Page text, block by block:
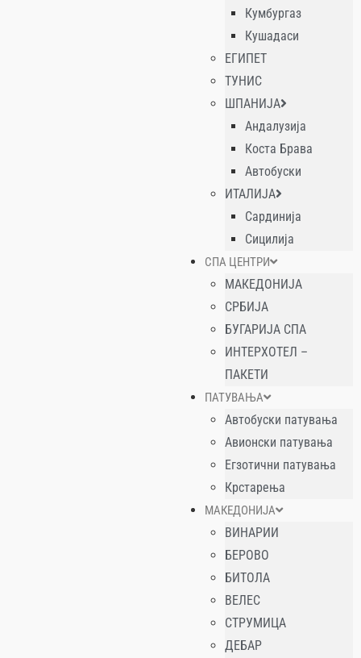
Кумбургаз
Кушадаси
ЕГИПЕТ
ТУНИС
ШПАНИЈА
Андалузија
Коста Брава
Автобуски
ИТАЛИЈА
Сардинија
Сицилија
СПА ЦЕНТРИ
МАКЕДОНИЈА
СРБИЈА
БУГАРИЈА СПА
ИНТЕРХОТЕЛ –
ПАКЕТИ
ПАТУВАЊА
Автобуски патувања
Авионски патувања
Егзотични патувања
Крстарења
МАКЕДОНИЈА
ВИНАРИИ
БЕРОВО
БИТОЛА
ВЕЛЕС
СТРУМИЦА
ДЕБАР